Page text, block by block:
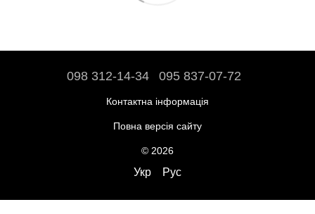
098 312-14-34 095 837-07-72
Контактна інформація
Повна версія сайту
© 2026
Укр Рус